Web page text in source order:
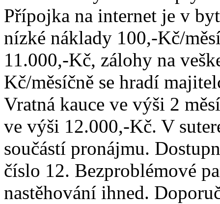
Přípojka na internet je v
nízké náklady 100,-Kč/
11.000,-Kč, zálohy na
Kč/měsíčně se hradí
Vratná kauce ve výši 2
ve výši 12.000,-Kč. V
součástí pronájmu.
číslo 12. Bezproblémové
nastěhování ihned.